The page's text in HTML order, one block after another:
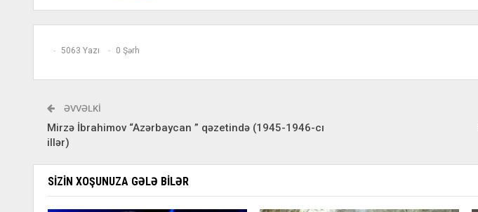
5063 Yazı 0 Şərh
ƏVVƏLKI
Mirzə İbrahimov “Azərbaycan ” qəzetində (1945-1946-cı
illər)
SIZIN XOŞUNUZA GƏLƏ BILƏR